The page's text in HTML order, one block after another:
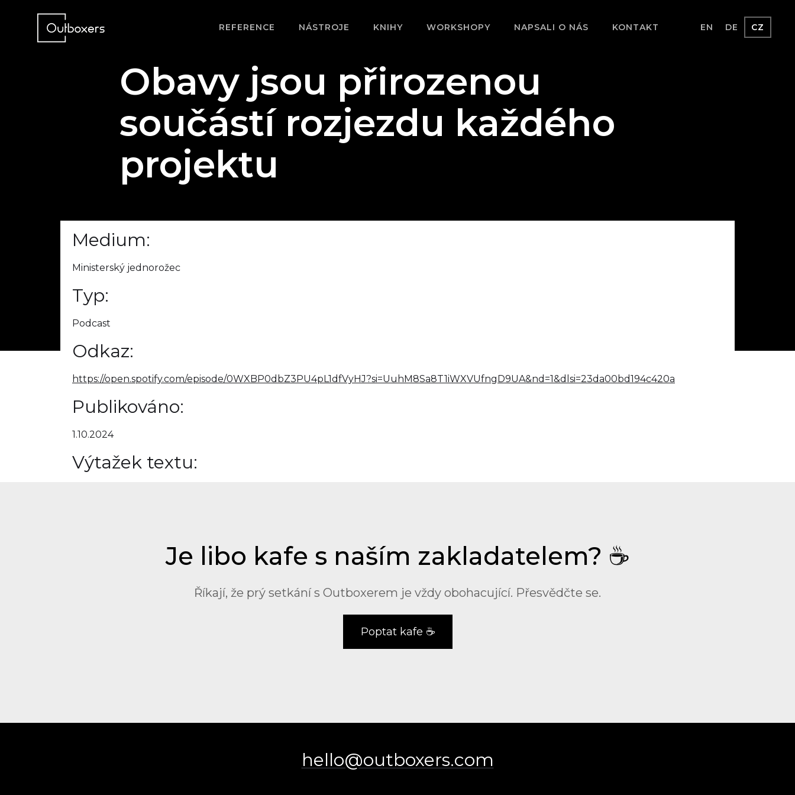
REFERENCE NÁSTROJE KNIHY WORKSHOPY NAPSALI O NÁS KONTAKT EN DE CZ
Obavy jsou přirozenou
součástí rozjezdu každého
projektu
Medium:
Ministerský jednorožec
Typ:
Podcast
Odkaz:
https://open.spotify.com/episode/0WXBP0dbZ3PU4pL1dfVyHJ?si=UuhM8Sa8T1iWXVUfngD9UA&nd=1&dlsi=23da00bd194c420a
Publikováno:
1.10.2024
Výtažek textu:
Je libo kafe s naším zakladatelem? ☕
Říkají, že prý setkání s Outboxerem je vždy obohacující. Přesvědčte se.
Poptat kafe ☕
hello@outboxers.com